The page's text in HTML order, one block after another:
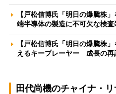
【戸松信博氏「明日の爆騰株
端半導体の製造に不可欠な検
【戸松信博氏「明日の爆騰株
えるキープレーヤー 成長の
田代尚機のチャイナ・